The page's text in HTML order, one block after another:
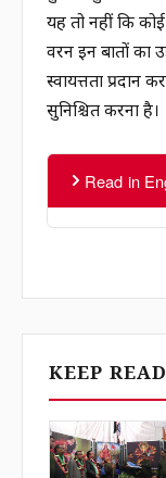
यह तो नहीं कि
वरन इन बातों का
स्वायत्तता प्रदान
सुनिश्चित करना है।
Read in
KEEP